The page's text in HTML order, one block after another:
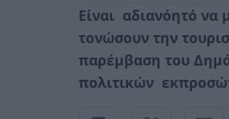
Είναι αδιανόητό
τονώσουν την
παρέμβαση του
πολιτικών